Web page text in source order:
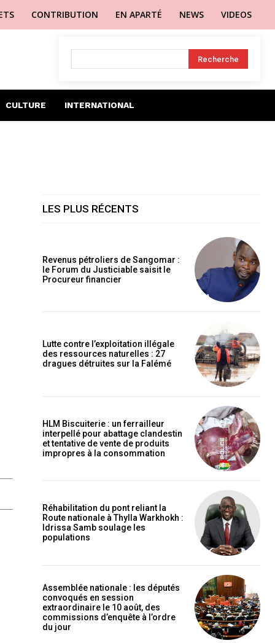
CONTRIBUTION EN APARTÉ NEWS VIDEOS
Recherche
CULTURE INTERNATIONAL
LES PLUS RÉCENTS
Revenus pétroliers de Sangomar :
le Forum du Justiciable saisit le
Procureur financier
Lutte contre l’exploitation illégale
des ressources naturelles : 27
dragues détruites sur la Falémé
HLM Biscuiterie : un ferrailleur
interpellé pour abattage clandestin
et tentative de vente de produits
impropres à la consommation
Réhabilitation du pont reliant la
Route nationale à Thylla Warkhokh :
Idrissa Samb soulage les
populations
Assemblée nationale : les députés
convoqués en session
extraordinaire le 10 août, des
commissions d’enquête à l’ordre
du jour